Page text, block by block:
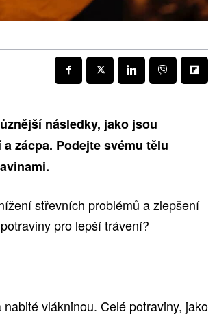
následky, jako jsou
zácpa. Podejte svému tělu
střevních problémů a zlepšení
pro lepší trávení?
vlákninou. Celé potraviny, jako